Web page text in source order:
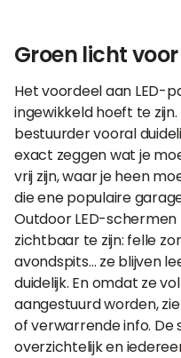
Groen licht voor
Het voordeel aan LED-
ingewikkeld hoeft te
bestuurder vooral
exact zeggen wat je
vrij zijn, waar je heen
die ene populaire
Outdoor LED-
zichtbaar te zijn: felle
avondspits… ze blijven
duidelijk. En omdat ze
aangestuurd worden,
of verwarrende info.
overzichtelijk en